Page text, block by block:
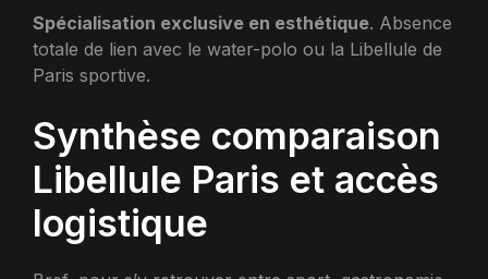
Spécialisation exclusive en esthétique. Absence
totale de lien avec le water-polo ou la Libellule de
Paris sportive.
Synthèse comparaison
Libellule Paris et accès
logistique